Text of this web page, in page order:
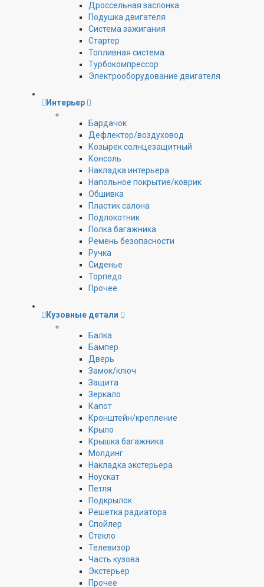
Дроссельная заслонка
Подушка двигателя
Система зажигания
Стартер
Топливная система
Турбокомпрессор
Электрооборудование двигателя
Интерьер
Бардачок
Дефлектор/воздуховод
Козырек солнцезащитный
Консоль
Накладка интерьера
Напольное покрытие/коврик
Обшивка
Пластик салона
Подлокотник
Полка багажника
Ремень безопасности
Ручка
Сиденье
Торпедо
Прочее
Кузовные детали
Балка
Бампер
Дверь
Замок/ключ
Защита
Зеркало
Капот
Кронштейн/крепление
Крыло
Крышка багажника
Молдинг
Накладка экстерьера
Ноускат
Петля
Подкрылок
Решетка радиатора
Спойлер
Стекло
Телевизор
Часть кузова
Экстерьер
Прочее